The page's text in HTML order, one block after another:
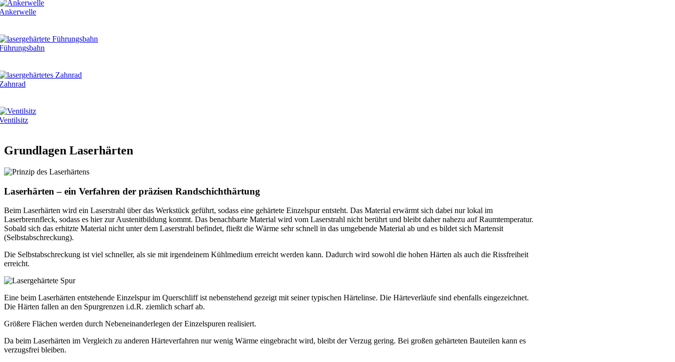
Grundlagen Laserhärten
Laserhärten – ein Verfahren der präzisen Randschichthärtung
Beim Laserhärten wird ein Laserstrahl über das Werkstück geführt, sodass eine gehärtete Einzelspur entsteht. Das Material erwärmt sich dabei nur lokal im
Laserbrennfleck, sodass es hier zur Austenitbildung kommt. Das benachbarte Material wird vom Laserstrahl nicht berührt und bleibt daher nahezu auf Raumtemperatur.
Sobald sich das erhitzte Material nicht unter dem Laserstrahl befindet, fließt die Wärme sehr schnell in das umgebende Material ab und es bildet sich Martensit
(Selbstabschreckung).
Die Selbstabschreckung ist viel schneller, als sie mit irgendeinem Kühlmedium erreicht werden kann. Dadurch wird sowohl die hohen Härten als auch die Rissfreiheit
erreicht.
Eine beim Laserhärten entstehende Einzelspur im Querschliff ist nebenstehend gezeigt mit seiner typischen Härtelinse. Die Härteverläufe sind ebenfalls eingezeichnet.
Die Härten fallen an den Spurgrenzen i.d.R. ziemlich scharf ab.
Größere Flächen werden durch Nebeneinanderlegen der Einzelspuren realisiert.
Da beim Laserhärten im Vergleich zu anderen Härteverfahren nur wenig Wärme eingebracht wird, bleibt der Verzug gering. Bei großen gehärteten Bauteilen kann es
verzugsfrei bleiben.